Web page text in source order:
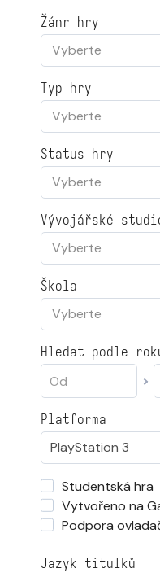
Žánr hry
Vyberte
Typ hry
Vyberte
Status hry
Vyberte
Vývojářské
Vyberte
Škola
Vyberte
Hledat podle
Platforma
PlayStation 3
Studentská hra
Vytvořeno na
Podpora
Jazyk titulků